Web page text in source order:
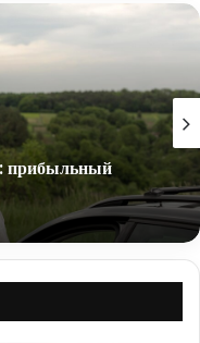
прибыльный